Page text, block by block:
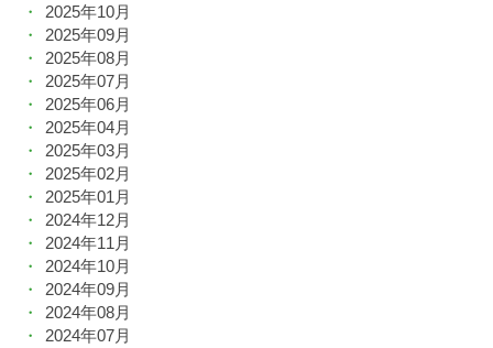
2025年10月
2025年09月
2025年08月
2025年07月
2025年06月
2025年04月
2025年03月
2025年02月
2025年01月
2024年12月
2024年11月
2024年10月
2024年09月
2024年08月
2024年07月